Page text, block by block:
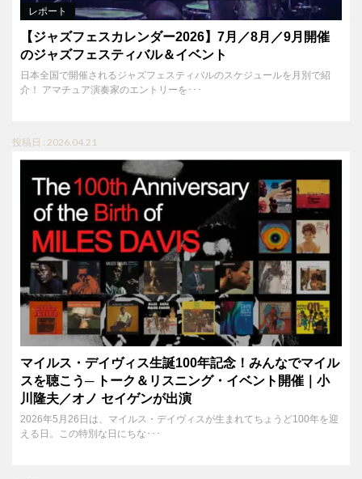
レポート
【ジャズフェスカレンダー2026】7月／8月／9月開催
のジャズフェスティバル＆イベント
日本全国で開催されるジャズフェスティバルのスケジュールを月別で紹
介！ アマチュア演奏家のエントリーを･･･
投稿日 : 2026.04.21
マイルス・デイヴィス生誕100年記念！みんなでマイル
スを聴こう─ トーク＆リスニング・イベント開催｜小
川隆夫／オノ セイゲンが出演
2026年5月26日は、マイルス・デイヴィスが生まれてちょうど100年を迎
える日。この特別な日にちな･･･